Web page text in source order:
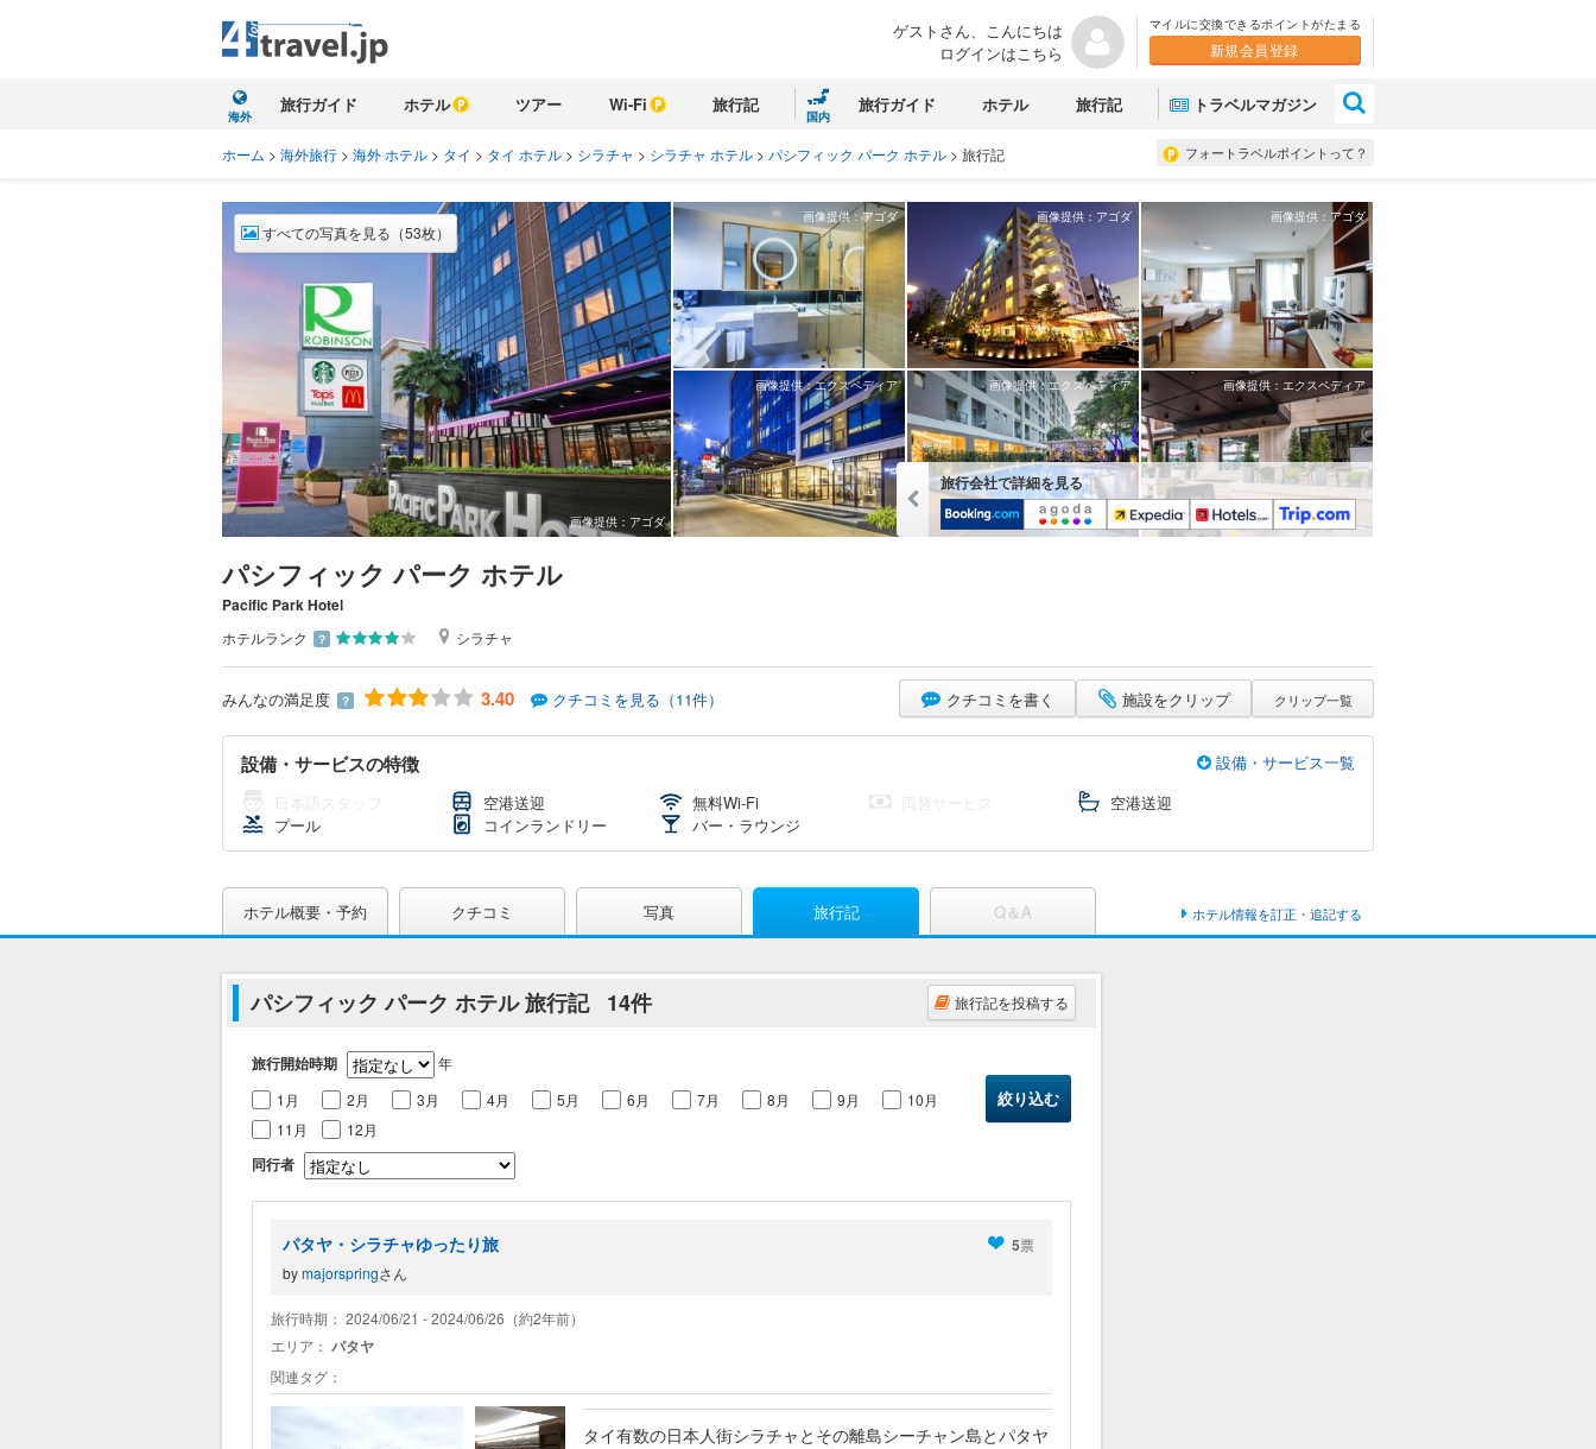
ゲストさん、こんにちは
ログインはこちら
マイルに交換できるポイントがたまる
新規会員登録
海外
旅行ガイド ホテル ツアー Wi-Fi 旅行記
国内
旅行ガイド ホテル 旅行記 トラベルマガジン
フォートラベルポイントって？
ホーム > 海外旅行 > 海外 ホテル > タイ > タイ ホテル > シラチャ > シラチャ ホテル > パシフィック パーク ホテル > 旅行記
画像提供：アゴダ
すべての写真を見る（53枚）
画像提供：アゴダ 画像提供：アゴダ 画像提供：アゴダ
画像提供：エクスペディア 画像提供：エクスペディア 画像提供：エクスペディア
旅行会社で詳細を見る
パシフィック パーク ホテル
Pacific Park Hotel
ホテルランク ？ シラチャ
みんなの満足度 ？ 3.40 クチコミを見る（11件） クチコミを書く 施設をクリップ クリップ一覧
設備・サービスの特徴
設備・サービス一覧
空港送迎 無料Wi-Fi
空港送迎
プール
コインランドリー バー・ラウンジ
ホテル概要・予約 クチコミ 写真 旅行記 Q＆A ホテル情報を訂正・追記する
パシフィック パーク ホテル 旅行記 14件 旅行記を投稿する
旅行開始時期
年
1月
2月 3月 4月 5月 6月 7月 8月 9月
10月
11月
12月
同行者
パタヤ・シラチャゆったり旅 5票
bymajorspringさん
旅行時期： 2024/06/21 - 2024/06/26（約2年前）
エリア： パタヤ
関連タグ：
タイ有数の日本人街シラチャとその離島シーチャン島とパタヤ